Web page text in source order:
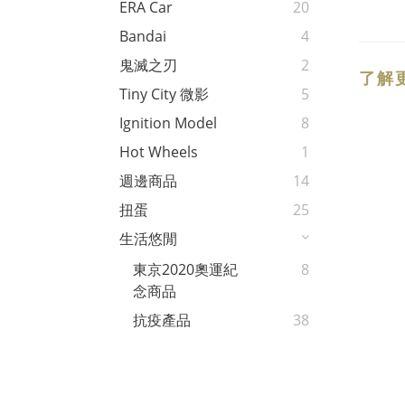
ERA Car
20
Bandai
4
鬼滅之刃
2
Tiny City 微影
5
Ignition Model
8
Hot Wheels
1
週邊商品
14
扭蛋
25
生活悠閒
東京2020奧運紀
念商品
8
抗疫產品 38
了解